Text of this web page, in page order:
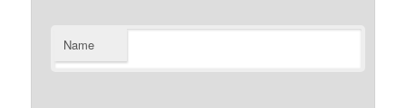
Name